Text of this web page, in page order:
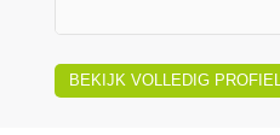
BEKIJK VOLLEDIG PROFIEL